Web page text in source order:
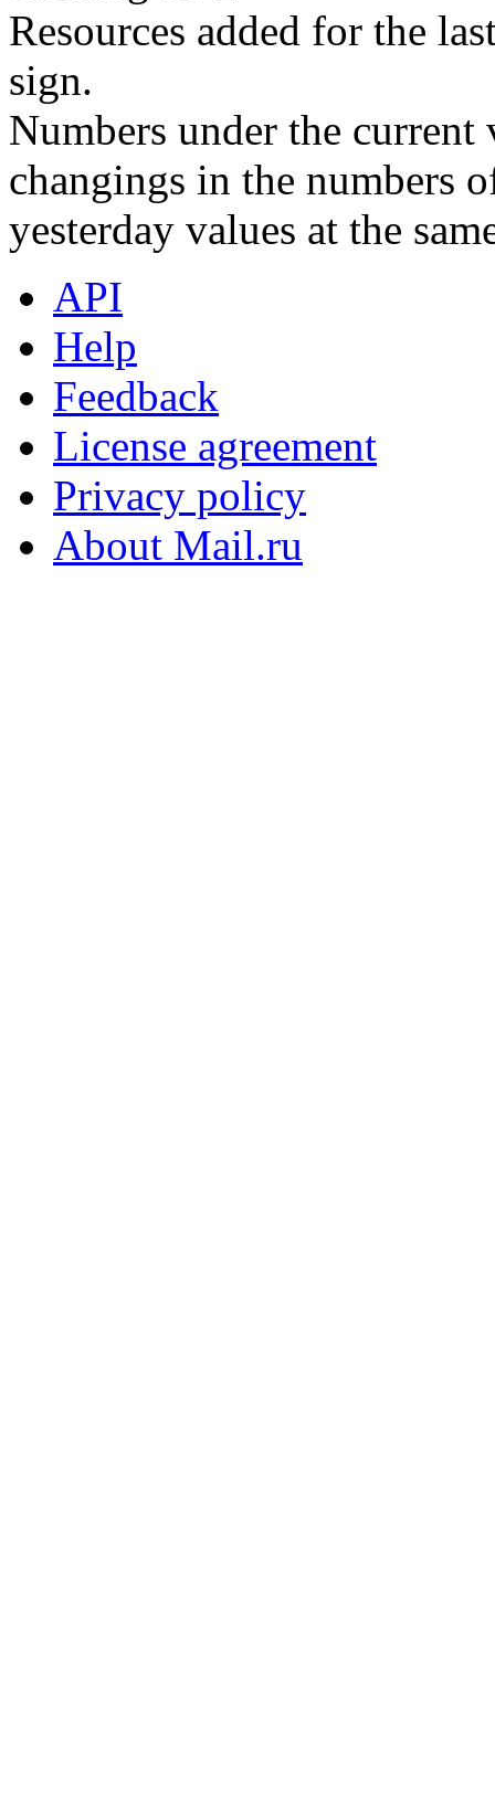
Resources added for the
sign.
Numbers under the
changings in the numbers
yesterday values at the
API
Help
Feedback
License agreement
Privacy policy
About Mail.ru